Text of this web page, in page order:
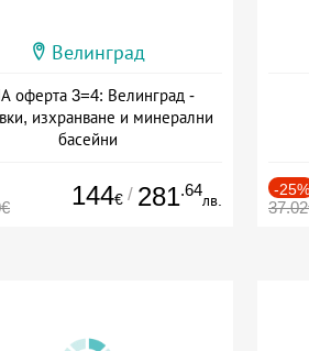
Велинград
оферта 3=4: Велинград -
изхранване и минерални
басейни
144€ / 281.64
лв.
-25%